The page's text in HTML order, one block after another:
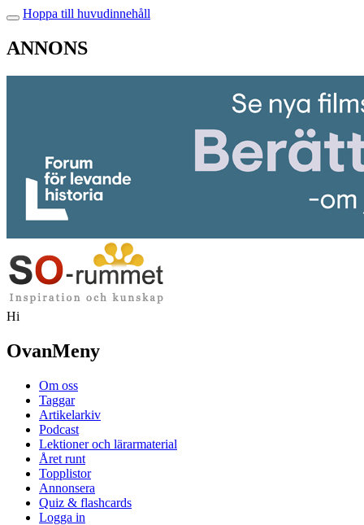
Hoppa till huvudinnehåll
ANNONS
Hi
OvanMeny
Om oss
Taggar
Artikelarkiv
Podcast
Lektioner och lärarmaterial
Året runt
Topplistor
Annonsera
Quiz & flashcards
Logga in